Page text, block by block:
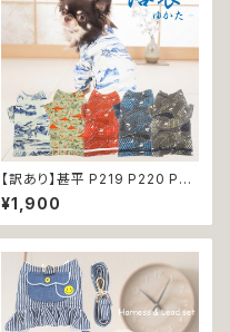
【訳あり】甚平 P219 P220 P22
1 P222 P223 和装 和柄 ドッグ
ウェア 犬 コスプレ 男の子 夏服
ドッグウエア ドックウェア おしゃ
ー ホワイト うさぎ ラビット 祭り
極小 小型 猫 ペット 服 犬服 猫
服 古風 伝統 夏 日本 ギフト プ
レゼント 贈り物 返品交換不可
¥1,900